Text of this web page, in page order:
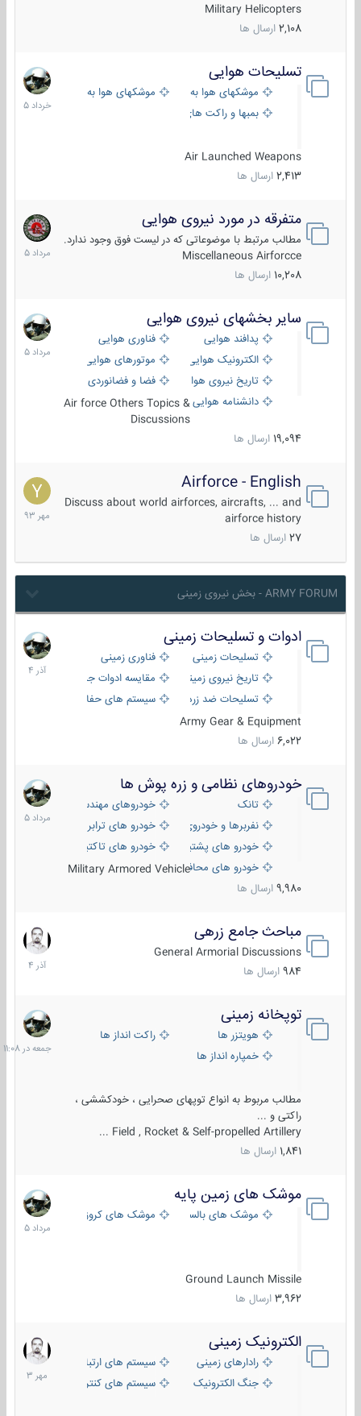
Military Helicopters
2,108 ارسال ها
تسلیحات هوایی
موشکهای هوا به هوا
موشکهای هوا به سطح
بمبها و راکت های هوایی
Air Launched Weapons
2,413 ارسال ها
30
خرداد
1405
متفرقه در مورد نیروی هوایی
مطالب مرتبط با موضوعاتی که در لیست فوق وجود ندارد.
Miscellaneous Airforcce
10,208 ارسال ها
7
مرداد
1405
سایر بخشهای نیروی هوایی
پدافند هوایی
فناوری هوایی
الکترونیک هوایی
موتورهای هوایی
تاریخ نیروی هوایی
فضا و فضانوردی
دانشنامه هواییAir force Others Topics &
Discussions
19,094 ارسال ها
2
مرداد
1405
Airforce - English
Discuss about world airforces, aircrafts, ... and
airforce history
27 ارسال ها
15
مهر
1393
ARMY FORUM - بخش نیروی زمینی
ادوات و تسلیحات زمینی
تسلیحات زمینی
فناوری زمینی
تاریخ نیروی زمینی
مقایسه ادوات جنگی
تسلیحات ضد زره
سیستم های حفاظت فعال
Army Gear & Equipment
6,022 ارسال ها
21
آذر
1404
خودروهای نظامی و زره پوش ها
تانک
خودروهای مهندسی
نفربرها و خودروی های رزمی پیاده نظام
خودرو های ترابری نظامی
خودرو های پشتیبانی آتش ، شناسایی و ضد تانک
خودرو های تاکتیکی نظامی
خودرو های محافظت شدهMilitary Armored Vehicle
9,980 ارسال ها
2
مرداد
1405
مباحث جامع زرهی
General Armorial Discussions
984 ارسال ها
7
آذر
1404
توپخانه زمینی
هویتزر ها
راکت انداز ها
خمپاره انداز ها
مطالب مربوط به انواع توپهای صحرایی ، خودکششی ،
راکتی و ...
Field , Rocket & Self-propelled Artillery ...
1,841 ارسال ها
جمعه
در
11:08
موشک های زمین پایه
موشک های بالستیک موشک های کروز
Ground Launch Missile
3,962 ارسال ها
2
مرداد
1405
الکترونیک زمینی
رادارهای زمینی
سیستم های ارتباطی و جمع آوری
جنگ الکترونیک
سیستم های کنترل آتش و تجهیزات
1
مهر
1403